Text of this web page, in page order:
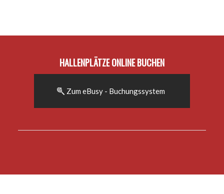
HALLENPLÄTZE ONLINE BUCHEN
Zum eBusy - Buchungssystem